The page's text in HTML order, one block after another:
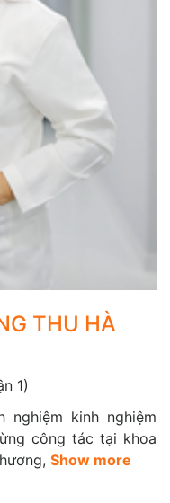
THU HÀ
1)
nghiệm kinh nghiệm
công tác tại khoa
Show more